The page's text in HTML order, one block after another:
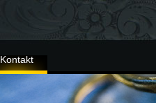
Kontakt